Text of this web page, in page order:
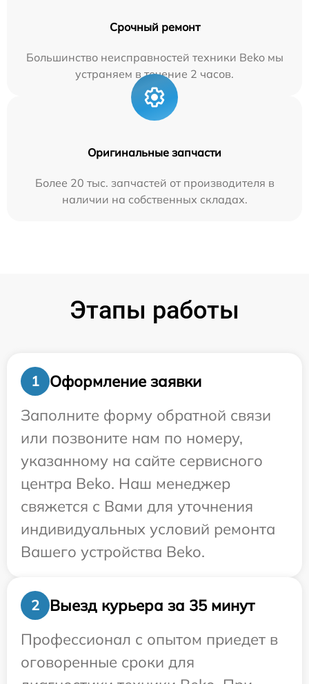
Срочный ремонт
Большинство неисправностей техники Beko мы
устраняем в течение 2 часов.
Оригинальные запчасти
Более 20 тыс. запчастей от производителя в
наличии на собственных складах.
Этапы работы
1
Оформление заявки
Заполните форму обратной связи
или позвоните нам по номеру,
указанному на сайте сервисного
центра Beko. Наш менеджер
свяжется с Вами для уточнения
индивидуальных условий ремонта
Вашего устройства Beko.
2
Выезд курьера за 35 минут
Профессионал с опытом приедет в
оговоренные сроки для